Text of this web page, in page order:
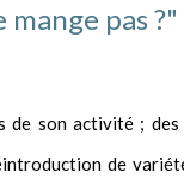
pas ?"
son activité ;
de